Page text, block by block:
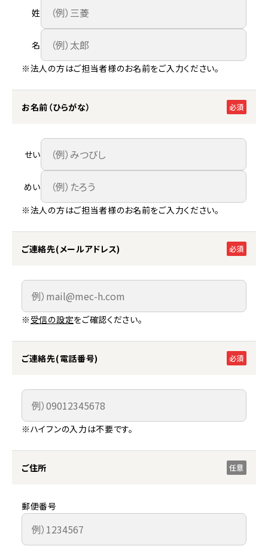
姓
名
※法人の方はご担当者様のお名前をご入力ください。
お名前（ひらがな） 必須
せい
めい
※法人の方はご担当者様のお名前をご入力ください。
ご連絡先(メールアドレス) 必須
※ 受信の設定をご確認ください。
ご連絡先(電話番号) 必須
※ハイフンの入力は不要です。
ご住所 任意
郵便番号